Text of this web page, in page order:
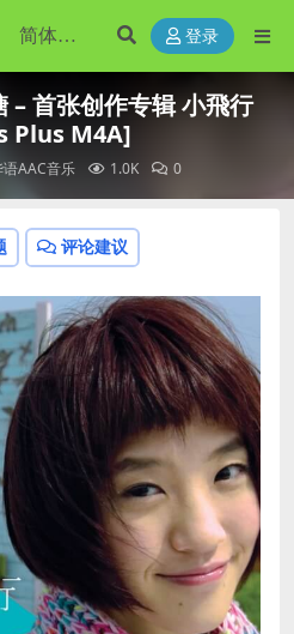
登录
– 首张创作专辑 小飛行
Plus M4A]
语AAC音乐 1.0K 0
评论建议